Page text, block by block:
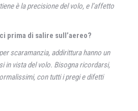
è la precisione del volo, e l’affetto
prima di salire sull’aereo?
scaramanzia, addirittura hanno un
in vista del volo. Bisogna ricordarsi,
con tutti i pregi e difetti